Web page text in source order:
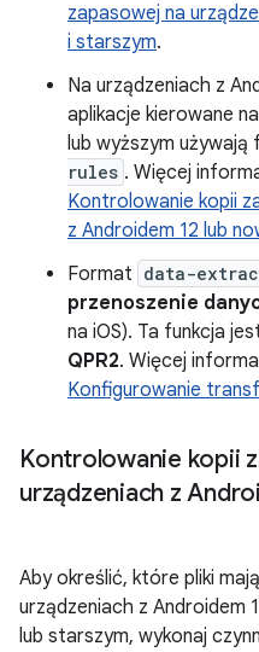
zapasowej na
i starszym.
Na urządzeniach z
aplikacje kierowane
lub wyższym używają
rules . Więcej
Kontrolowanie kopii
z Androidem 12 lub
Format data-
przenoszenie
na iOS). Ta funkcja
QPR2. Więcej
Konfigurowanie
Kontrolowanie kopii
urządzeniach z
Aby określić, które pliki
urządzeniach z Androidem
lub starszym, wykonaj